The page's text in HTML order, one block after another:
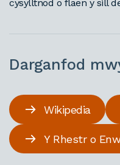
cysylltnod o flaen y sill
Darganfod
Wikipedia
Y Rhestr o